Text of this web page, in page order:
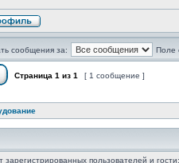
сообщения за: Поле
Страница 1 из 1 [ 1 сообщение ]
пользователей и